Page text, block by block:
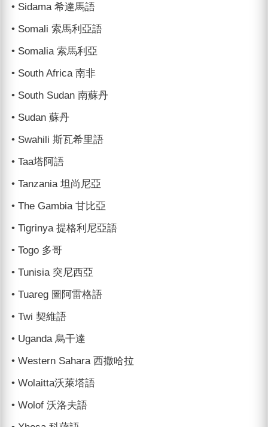
• Sidama 希達馬語
• Somali 索馬利亞語
• Somalia 索馬利亞
• South Africa 南非
• South Sudan 南蘇丹
• Sudan 蘇丹
• Swahili 斯瓦希里語
• Taa塔阿語
• Tanzania 坦尚尼亞
• The Gambia 甘比亞
• Tigrinya 提格利尼亞語
• Togo 多哥
• Tunisia 突尼西亞
• Tuareg 圖阿雷格語
• Twi 契維語
• Uganda 烏干達
• Western Sahara 西撒哈拉
• Wolaitta沃萊塔語
• Wolof 沃洛夫語